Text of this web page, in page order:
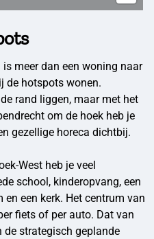
meer dan een woning naar
de hotspots wonen.
rand liggen, maar met het
om de hoek heb je
gezellige horeca dichtbij.
West heb je veel
school, kinderopvang, een
een kerk. Het centrum van
fiets of per auto. Dat van
de strategisch geplande